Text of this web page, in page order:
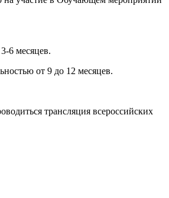
6 месяцев.
от 9 до 12 месяцев.
трансляция всероссийских